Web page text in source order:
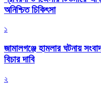
অনিশ্চিত চিকিৎসা
১
জামালগঞ্জে হামলার ঘটনায়
বিচার দাবি
২